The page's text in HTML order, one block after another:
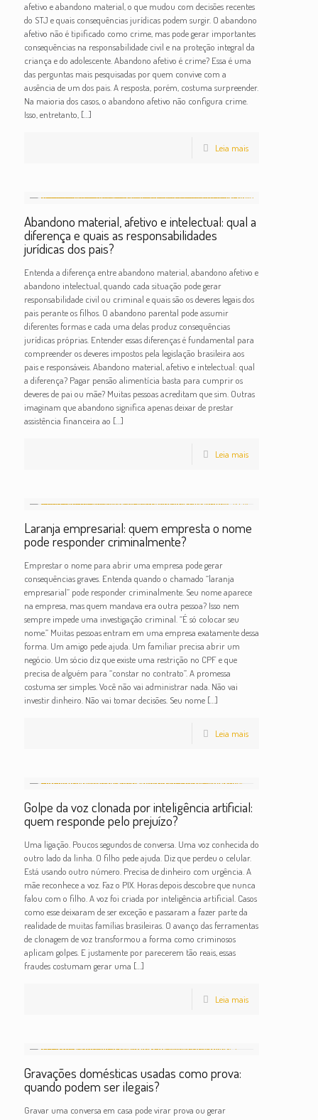
afetivo e abandono material, o que mudou com decisões recentes
do STJ e quais consequências jurídicas podem surgir. O abandono
afetivo não é tipificado como crime, mas pode gerar importantes
consequências na responsabilidade civil e na proteção integral da
criança e do adolescente. Abandono afetivo é crime? Essa é uma
das perguntas mais pesquisadas por quem convive com a
ausência de um dos pais. A resposta, porém, costuma surpreender.
Na maioria dos casos, o abandono afetivo não configura crime.
Isso, entretanto, […]
Leia mais
Abandono material, afetivo e intelectual: qual a
diferença e quais as responsabilidades
jurídicas dos pais?
Entenda a diferença entre abandono material, abandono afetivo e
abandono intelectual, quando cada situação pode gerar
responsabilidade civil ou criminal e quais são os deveres legais dos
pais perante os filhos. O abandono parental pode assumir
diferentes formas e cada uma delas produz consequências
jurídicas próprias. Entender essas diferenças é fundamental para
compreender os deveres impostos pela legislação brasileira aos
pais e responsáveis. Abandono material, afetivo e intelectual: qual
a diferença? Pagar pensão alimentícia basta para cumprir os
deveres de pai ou mãe? Muitas pessoas acreditam que sim. Outras
imaginam que abandono significa apenas deixar de prestar
assistência financeira ao […]
Leia mais
Laranja empresarial: quem empresta o nome
pode responder criminalmente?
Emprestar o nome para abrir uma empresa pode gerar
consequências graves. Entenda quando o chamado “laranja
empresarial” pode responder criminalmente. Seu nome aparece
na empresa, mas quem mandava era outra pessoa? Isso nem
sempre impede uma investigação criminal. “É só colocar seu
nome.” Muitas pessoas entram em uma empresa exatamente dessa
forma. Um amigo pede ajuda. Um familiar precisa abrir um
negócio. Um sócio diz que existe uma restrição no CPF e que
precisa de alguém para “constar no contrato”. A promessa
costuma ser simples. Você não vai administrar nada. Não vai
investir dinheiro. Não vai tomar decisões. Seu nome[…]
Leia mais
Golpe da voz clonada por inteligência artificial:
quem responde pelo prejuízo?
Uma ligação. Poucos segundos de conversa. Uma voz conhecida do
outro lado da linha. O filho pede ajuda. Diz que perdeu o celular.
Está usando outro número. Precisa de dinheiro com urgência. A
mãe reconhece a voz. Faz o PIX. Horas depois descobre que nunca
falou com o filho. A voz foi criada por inteligência artificial. Casos
como esse deixaram de ser exceção e passaram a fazer parte da
realidade de muitas famílias brasileiras. O avanço das ferramentas
de clonagem de voz transformou a forma como criminosos
aplicam golpes. E justamente por parecerem tão reais, essas
fraudes costumam gerar uma […]
Leia mais
Gravações domésticas usadas como prova:
quando podem ser ilegais?
Gravar uma conversa em casa pode virar prova ou gerar